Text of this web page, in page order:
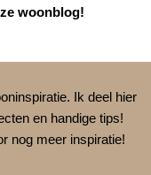
woonblog!
Ik deel hier
en handige tips!
nog meer inspiratie!